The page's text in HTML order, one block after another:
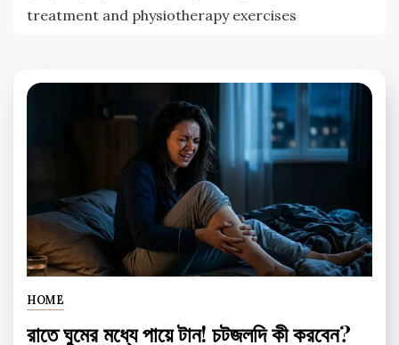
treatment and physiotherapy exercises
HOME
রাতে ঘুমের মধ্যে পায়ে টান! চটজলদি কী করবেন?